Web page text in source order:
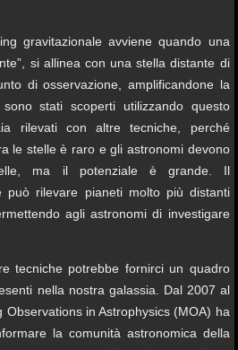
gravitazionale avviene quando una
si allinea con una stella distante di
di osservazione, amplificandone la
stati scoperti utilizzando questo
rilevati con altre tecniche, perché
le stelle è raro e gli astronomi devono
ma il potenziale è grande. Il
può rilevare pianeti molto più distanti
agli astronomi di investigare
tecniche potrebbe fornirci un quadro
nella nostra galassia. Dal 2007 al
in Astrophysics (MOA) ha
la comunità astronomica della